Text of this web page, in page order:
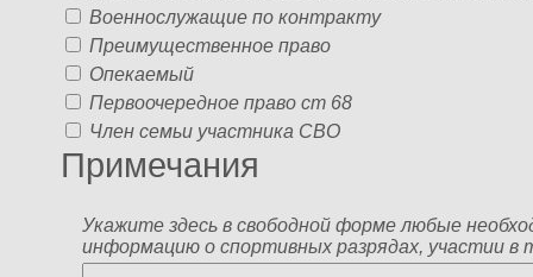
Военнослужащие по контракту
Преимущественное право
Опекаемый
Первоочередное право ст 68
Член семьи участника СВО
Примечания
Укажите здесь в свободной форме любые
информацию о спортивных разрядах, участии в